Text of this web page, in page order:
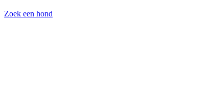
Zoek een hond